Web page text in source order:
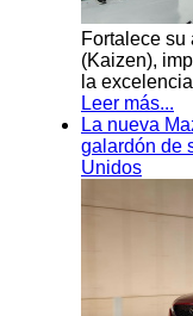
Fortalece su
(Kaizen),
la
Leer más...
La nueva
galardón de
Unidos